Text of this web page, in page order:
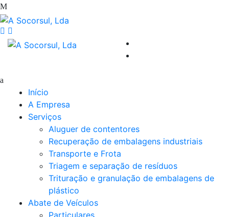
Início
A Empresa
Serviços
Aluguer de contentores
Recuperação de embalagens industriais
Transporte e Frota
Triagem e separação de resíduos
Trituração e granulação de embalagens de
plástico
Abate de Veículos
Particulares